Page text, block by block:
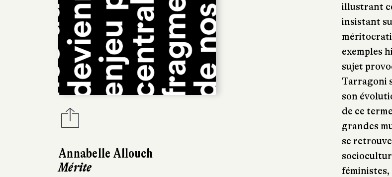
Annabelle Allouch
Mérite
illustrant
insistant
exemples
sujet
Tarragoni
son
de ce
grandes
se
féministes,